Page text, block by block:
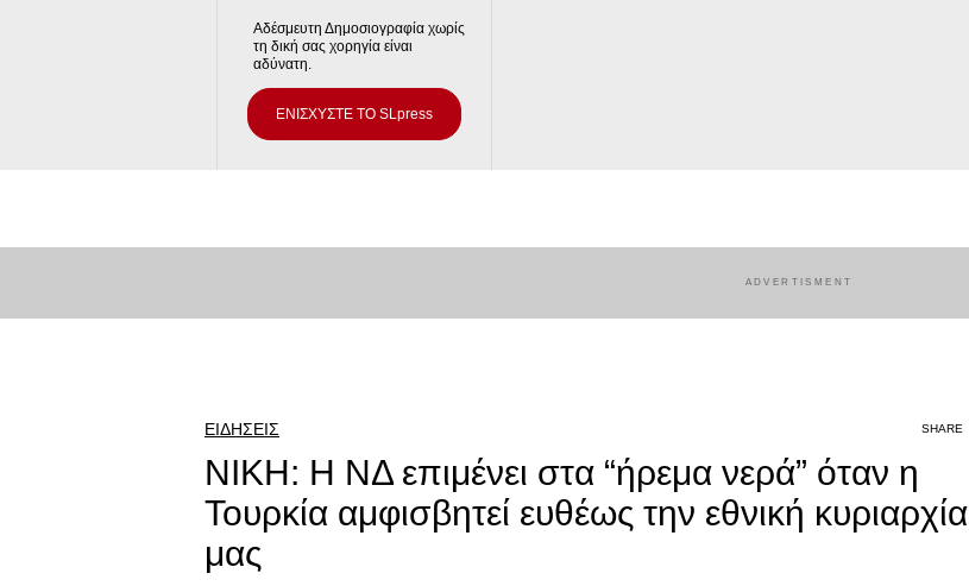
Αδέσμευτη Δημοσιογραφία χωρίς
τη δική σας χορηγία είναι
αδύνατη.
ΕΝΙΣΧΥΣΤΕ ΤΟ SLpress
ΕΙΔΗΣΕΙΣ
ΝΙΚΗ: Η ΝΔ επιμένει στα “ήρεμα νερά” όταν η
Τουρκία αμφισβητεί ευθέως την εθνική κυριαρχία
μας
SHARE